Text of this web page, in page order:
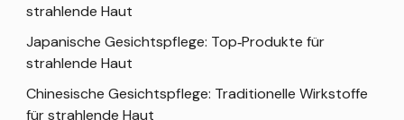
strahlende Haut
Japanische Gesichtspflege: Top‑Produkte für
strahlende Haut
Chinesische Gesichtspflege: Traditionelle Wirkstoffe
für strahlende Haut